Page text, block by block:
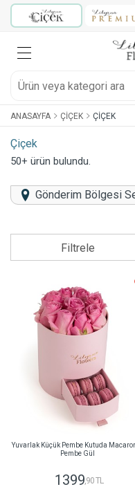
ANASAYFA ÇIÇEK ÇIÇEK
Çiçek
50+ ürün bulundu.
Gönderim Bölgesi
Filtrele
Yuvarlak Küçük Pembe Kutuda
Pembe Gül
1399 ,90 TL